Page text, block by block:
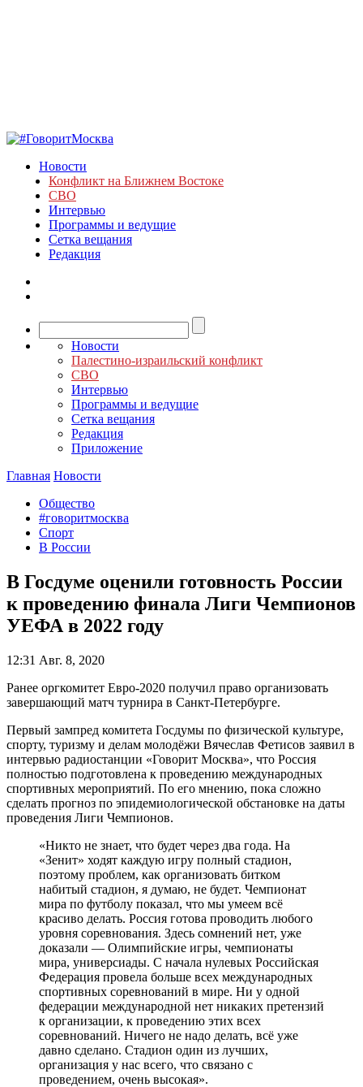
Новости
Конфликт на Ближнем Востоке
СВО
Интервью
Программы и ведущие
Сетка вещания
Редакция
Новости
Палестино-израильский конфликт
СВО
Интервью
Программы и ведущие
Сетка вещания
Редакция
Приложение
Главная Новости
Общество
#говоритмосква
Спорт
В России
В Госдуме оценили готовность России
к проведению финала Лиги Чемпионов
УЕФА в 2022 году
12:31 Авг. 8, 2020
Ранее оргкомитет Евро-2020 получил право организовать
завершающий матч турнира в Санкт-Петербурге.
Первый зампред комитета Госдумы по физической культуре,
спорту, туризму и делам молодёжи Вячеслав Фетисов заявил в
интервью радиостанции «Говорит Москва», что Россия
полностью подготовлена к проведению международных
спортивных мероприятий. По его мнению, пока сложно
сделать прогноз по эпидемиологической обстановке на даты
проведения Лиги Чемпионов.
«Никто не знает, что будет через два года. На
«Зенит» ходят каждую игру полный стадион,
поэтому проблем, как организовать битком
набитый стадион, я думаю, не будет. Чемпионат
мира по футболу показал, что мы умеем всё
красиво делать. Россия готова проводить любого
уровня соревнования. Здесь сомнений нет, уже
доказали — Олимпийские игры, чемпионаты
мира, универсиады. С начала нулевых Российская
Федерация провела больше всех международных
спортивных соревнований в мире. Ни у одной
федерации международной нет никаких претензий
к организации, к проведению этих всех
соревнований. Ничего не надо делать, всё уже
давно сделано. Стадион один из лучших,
организация у нас всего, что связано с
проведением, очень высокая».